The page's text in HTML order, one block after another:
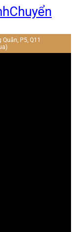
Chuyển
P5, Q11